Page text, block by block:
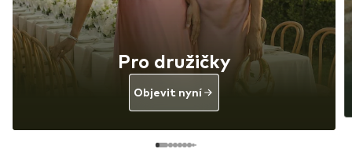
Pro družičky
Objevit nyní